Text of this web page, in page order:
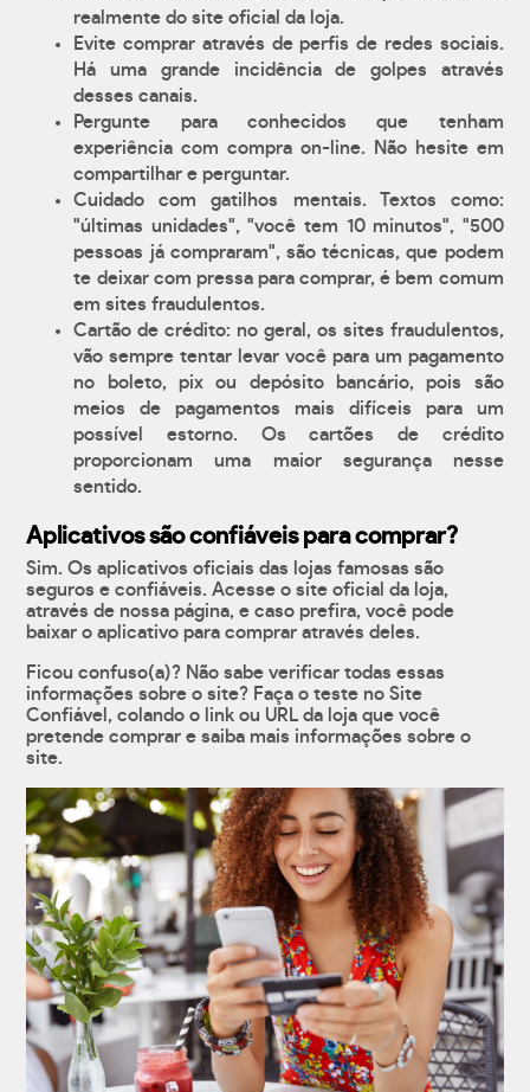
realmente do site oficial da loja.
Evite comprar através de perfis de redes sociais.
Há uma grande incidência de golpes através
desses canais.
Pergunte para conhecidos que tenham
experiência com compra on-line. Não hesite em
compartilhar e perguntar.
Cuidado com gatilhos mentais. Textos como:
"últimas unidades", "você tem 10 minutos", "500
pessoas já compraram", são técnicas, que podem
te deixar com pressa para comprar, é bem comum
em sites fraudulentos.
Cartão de crédito: no geral, os sites fraudulentos,
vão sempre tentar levar você para um pagamento
no boleto, pix ou depósito bancário, pois são
meios de pagamentos mais difíceis para um
possível estorno. Os cartões de crédito
proporcionam uma maior segurança nesse
sentido.
Aplicativos são confiáveis para comprar?
Sim. Os aplicativos oficiais das lojas famosas são
seguros e confiáveis. Acesse o site oficial da loja,
através de nossa página, e caso prefira, você pode
baixar o aplicativo para comprar através deles.
Ficou confuso(a)? Não sabe verificar todas essas
informações sobre o site? Faça o teste no Site
Confiável, colando o link ou URL da loja que você
pretende comprar e saiba mais informações sobre o
site.